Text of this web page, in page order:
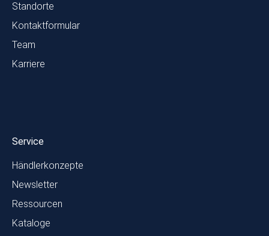
Standorte
Kontaktformular
Team
Karriere
Service
Händlerkonzepte
Newsletter
Ressourcen
Kataloge